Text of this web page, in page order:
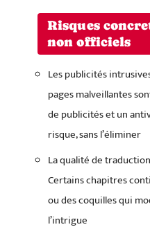
Risques
non officiels
Les publicités
pages malveillantes
de publicités et un
risque, sans l’éliminer
La qualité de
Certains chapitres
ou des coquilles qui
l’intrigue